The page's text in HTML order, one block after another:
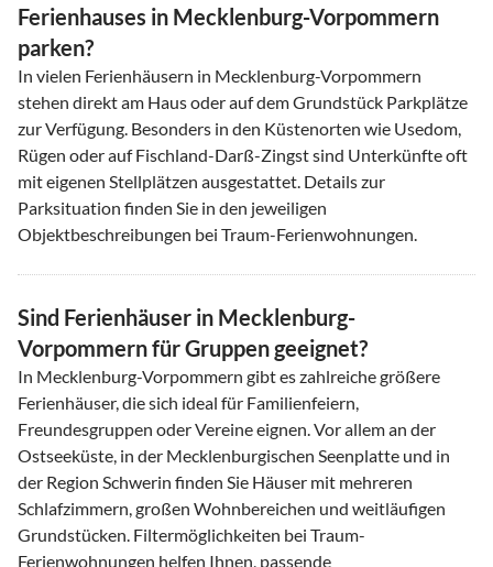
Ferienhauses in Mecklenburg-Vorpommern
parken?
In vielen Ferienhäusern in Mecklenburg-Vorpommern
stehen direkt am Haus oder auf dem Grundstück Parkplätze
zur Verfügung. Besonders in den Küstenorten wie Usedom,
Rügen oder auf Fischland-Darß-Zingst sind Unterkünfte oft
mit eigenen Stellplätzen ausgestattet. Details zur
Parksituation finden Sie in den jeweiligen
Objektbeschreibungen bei Traum-Ferienwohnungen.
Sind Ferienhäuser in Mecklenburg-
Vorpommern für Gruppen geeignet?
In Mecklenburg-Vorpommern gibt es zahlreiche größere
Ferienhäuser, die sich ideal für Familienfeiern,
Freundesgruppen oder Vereine eignen. Vor allem an der
Ostseeküste, in der Mecklenburgischen Seenplatte und in
der Region Schwerin finden Sie Häuser mit mehreren
Schlafzimmern, großen Wohnbereichen und weitläufigen
Grundstücken. Filtermöglichkeiten bei Traum-
Ferienwohnungen helfen Ihnen, passende